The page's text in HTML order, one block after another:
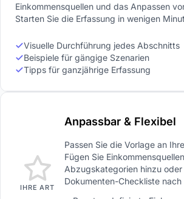
Einkommensquellen und das Anpassen
Starten Sie die Erfassung in wenigen
Visuelle Durchführung jedes Abschnitts
Beispiele für gängige Szenarien
Tipps für ganzjährige Erfassung
IHRE ART
Anpassbar & Flexibel
Passen Sie die Vorlage an
Fügen Sie
Abzugskategorien hinzu
Dokumenten-Checkliste